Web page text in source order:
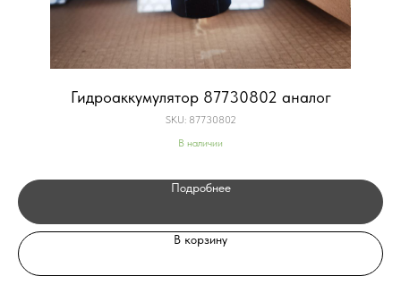
Гидроаккумулятор 87730802 аналог
SKU: 87730802
В наличии
Подробнее
В корзину